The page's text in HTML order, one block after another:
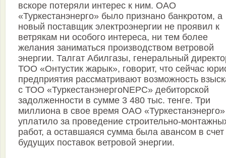
вскоре потеряли интерес к ним. ОАО
«Туркестанэнерго» было признано банкротом, а
новый поставщик электроэнергии не проявил к
ветрякам ни особого интереса, ни тем более
желания заниматься производством ветровой
энергии. Талгат Абилгазы, генеральный
ТОО «Онтустик жарык», говорит, что сейчас
предприятия рассматривают возможность
с ТОО «ТуркестанэнергоNEPC» дебиторской
задолженности в сумме 3 480 тыс. тенге. Три
миллиона в свое время ОАО «Туркестанэнерго»
уплатило за проведение строительно-
работ, а оставшаяся сумма была авансом в счет
будущих поставок ветровой энергии.